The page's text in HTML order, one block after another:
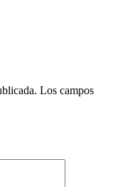
Los campos